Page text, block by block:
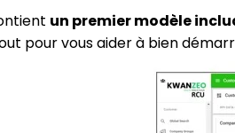
un premier modèle
pour vous aider à bien